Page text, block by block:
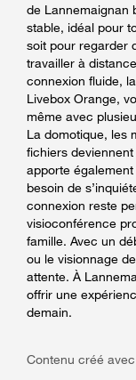
de Lannemaignan
stable, idéal pour
soit pour regarder
travailler à
connexion fluide,
Livebox Orange,
même avec
La domotique, les
fichiers
apporte
besoin de
connexion reste
visioconférence
famille. Avec un
ou le visionnage
attente. À
offrir une
demain.
Contenu créé